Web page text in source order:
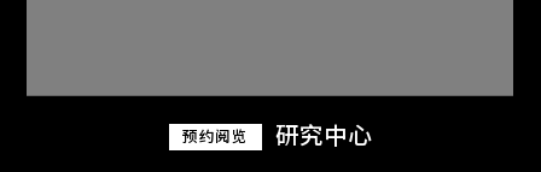
预约阅览 研究中心
关于M+藏品
探索世界顶级的二十及二十一世纪视觉